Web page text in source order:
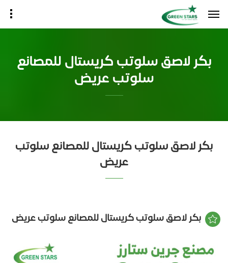
بكر لاصق سلوتب كريستال للمصانع
سلوتب عريض
بكر لاصق سلوتب كريستال للمصانع سلوتب
عريض
بكر لاصق سلوتب كريستال للمصانع سلوتب عريض